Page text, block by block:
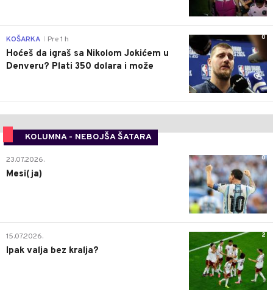
0
KOŠARKA Pre 1 h
Hoćeš da igraš sa Nikolom Jokićem u
Denveru? Plati 350 dolara i može
KOLUMNA - NEBOJŠA ŠATARA
0
23.07.2026.
Mesi(ja)
2
15.07.2026.
Ipak valja bez kralja?